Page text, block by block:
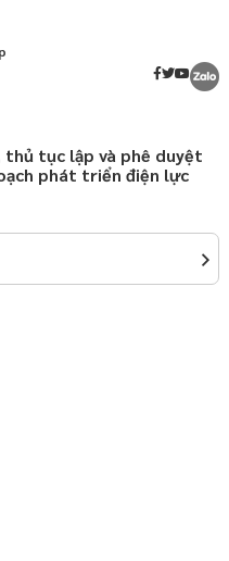
tục lập và phê duyệt
phát triển điện lực